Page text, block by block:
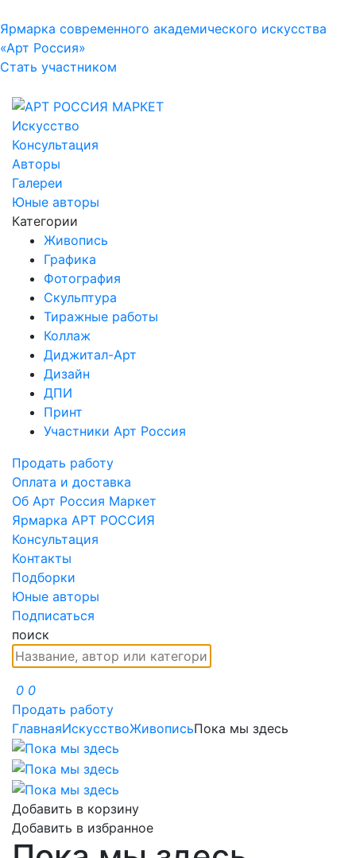
Ярмарка современного академического искусства
«Арт Россия»
Стать участником
Искусство
Консультация
Авторы
Галереи
Юные авторы
Категории
Живопись
Графика
Фотография
Скульптура
Тиражные работы
Коллаж
Диджитал-Арт
Дизайн
ДПИ
Принт
Участники Арт Россия
Продать работу
Оплата и доставка
Об Арт Россия Маркет
Ярмарка АРТ РОССИЯ
Консультация
Контакты
Подборки
Юные авторы
Подписаться
поиск
0 0
Продать работу
ГлавнаяИскусствоЖивописьПока мы здесь
Добавить в корзину
Добавить в избранное